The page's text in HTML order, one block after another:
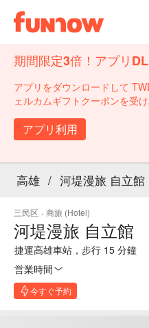
期間限定3倍！アプリDL
アプリをダウンロードして
ェルカムギフトクーポンを受け
アプリ利用
高雄 / 河堤漫旅 自立館
三民区 · 商旅 (Hotel)
河堤漫旅 自立館
捷運高雄車站，步行 15 分鐘
営業時間
今すぐ予約